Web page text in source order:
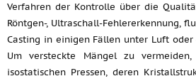
Verfahren der Kontrolle über die
Röntgen-, Ultraschall-Fehlererkennung,
Casting in einigen Fällen unter Luft
Um versteckte Mängel zu
isostatischen Pressen, deren